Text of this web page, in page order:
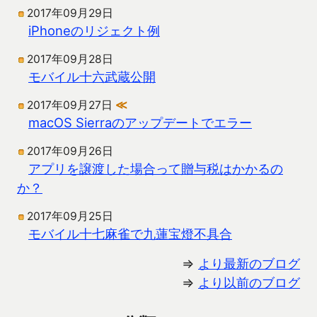
2017年09月29日
iPhoneのリジェクト例
2017年09月28日
モバイル十六武蔵公開
2017年09月27日 ≪
macOS Sierraのアップデートでエラー
2017年09月26日
アプリを譲渡した場合って贈与税はかかるの
か？
2017年09月25日
モバイル十七麻雀で九蓮宝燈不具合
⇒ より最新のブログ
⇒ より以前のブログ